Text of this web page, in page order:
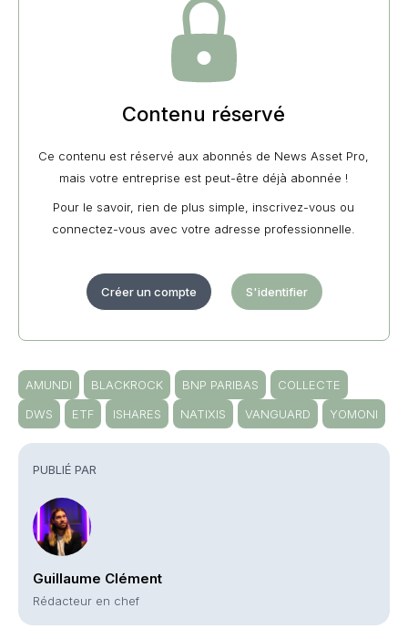
PUBLIÉ PAR
Guillaume Clément
Rédacteur en chef
Contenu réservé
Ce contenu est réservé aux abonnés de News Asset Pro,
mais votre entreprise est peut-être déjà abonnée !
Pour le savoir, rien de plus simple, inscrivez-vous ou
connectez-vous avec votre adresse professionnelle.
Créer un compte S'identifier
AMUNDI BLACKROCK BNP PARIBAS
COLLECTE
DWS
ETF ISHARES NATIXIS VANGUARD YOMONI